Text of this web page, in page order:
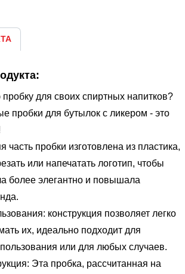
для своих спиртных напитков?
пробки для бутылок с ликером - это
часть пробки изготовлена из пластика,
или напечатать логотип, чтобы
более элегантно и повышала
конструкция позволяет легко
их, идеально подходит для
или для любых случаев.
Эта пробка, рассчитанная на